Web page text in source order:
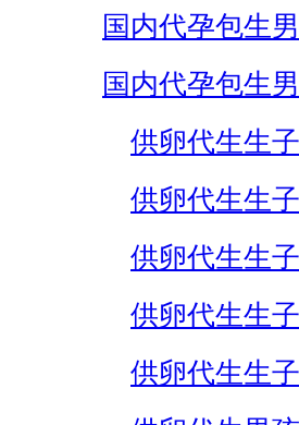
国内代孕包生
国内代孕包生
供卵代生生
供卵代生生
供卵代生生
供卵代生生
供卵代生生